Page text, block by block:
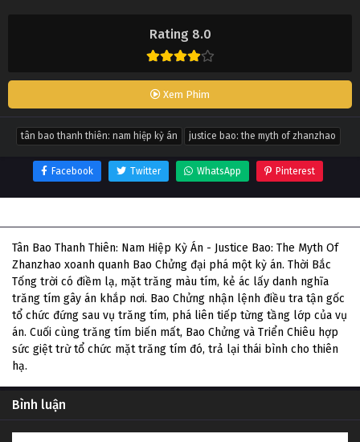
Rating 8.0
Xem Phim
tân bao thanh thiên: nam hiệp kỳ án justice bao: the myth of zhanzhao
Facebook Twitter WhatsApp Pinterest
Tân Bao Thanh Thiên: Nam Hiệp Kỳ Án - Justice Bao: The Myth Of
Zhanzhao xoanh quanh Bao Chửng đại phá một kỳ án. Thời Bắc
Tống trời có điềm lạ, mặt trăng màu tím, kẻ ác lấy danh nghĩa
trăng tím gây án khắp nơi. Bao Chửng nhận lệnh điều tra tận gốc
tổ chức đứng sau vụ trăng tím, phá liên tiếp từng tầng lớp của vụ
án. Cuối cùng trăng tím biến mất, Bao Chửng và Triển Chiêu hợp
sức giệt trừ tổ chức mặt trăng tím đó, trả lại thái bình cho thiên
hạ.
Bình luận